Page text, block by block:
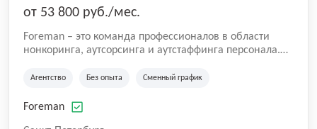
от 53 800 руб./мес.
Foreman – это команда профессионалов в области
нонкоринга, аутсорсинга и аутстаффинга персонала.
реализовывать проекты любой сложности, в которых
уровня роста и развития по всей России. В работе
Агентство Без опыта Сменный график
Foreman